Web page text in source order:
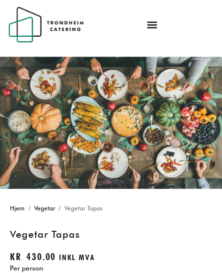
Hjem / Vegetar/ Vegetar Tapas
Vegetar Tapas
KR 430.00 INKL MVA
Per person